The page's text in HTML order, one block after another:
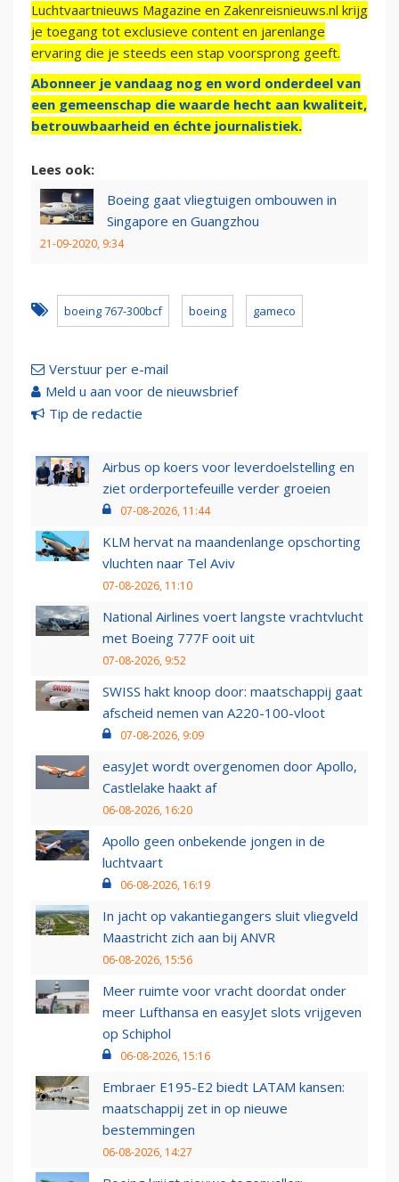
Luchtvaartnieuws Magazine en Zakenreisnieuws.nl krijg
je toegang tot exclusieve content en jarenlange
ervaring die je steeds een stap voorsprong geeft.
Abonneer je vandaag nog en word onderdeel van
een gemeenschap die waarde hecht aan kwaliteit,
betrouwbaarheid en échte journalistiek.
Lees ook:
Boeing gaat vliegtuigen ombouwen in
Singapore en Guangzhou
21-09-2020, 9:34
boeing 767-300bcf boeing gameco
Verstuur per e-mail
Meld u aan voor de nieuwsbrief
Tip de redactie
Airbus op koers voor leverdoelstelling en
ziet orderportefeuille verder groeien
07-08-2026, 11:44
KLM hervat na maandenlange opschorting
vluchten naar Tel Aviv
07-08-2026, 11:10
National Airlines voert langste vrachtvlucht
met Boeing 777F ooit uit
07-08-2026, 9:52
SWISS hakt knoop door: maatschappij gaat
afscheid nemen van A220-100-vloot
07-08-2026, 9:09
easyJet wordt overgenomen door Apollo,
Castlelake haakt af
06-08-2026, 16:20
Apollo geen onbekende jongen in de
luchtvaart
06-08-2026, 16:19
In jacht op vakantiegangers sluit vliegveld
Maastricht zich aan bij ANVR
06-08-2026, 15:56
Meer ruimte voor vracht doordat onder
meer Lufthansa en easyJet slots vrijgeven
op Schiphol
06-08-2026, 15:16
Embraer E195-E2 biedt LATAM kansen:
maatschappij zet in op nieuwe
bestemmingen
06-08-2026, 14:27